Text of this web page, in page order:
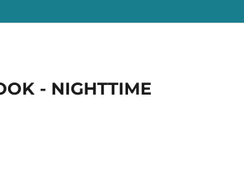
- NIGHTTIME